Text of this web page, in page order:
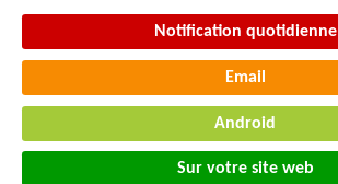
Notification quotidienne
Email
Android
Sur votre site web